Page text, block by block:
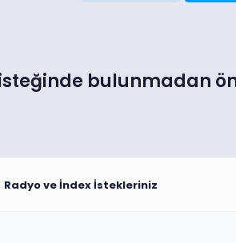
bulunmadan
Radyo ve İndex İstekleriniz